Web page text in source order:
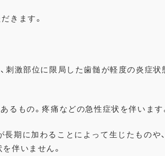
きます。
刺激部位に限局した歯髄が軽度の炎症状
るもの。疼痛などの急性症状を伴います
長期に加わることによっ て生じたものや、
伴いません。